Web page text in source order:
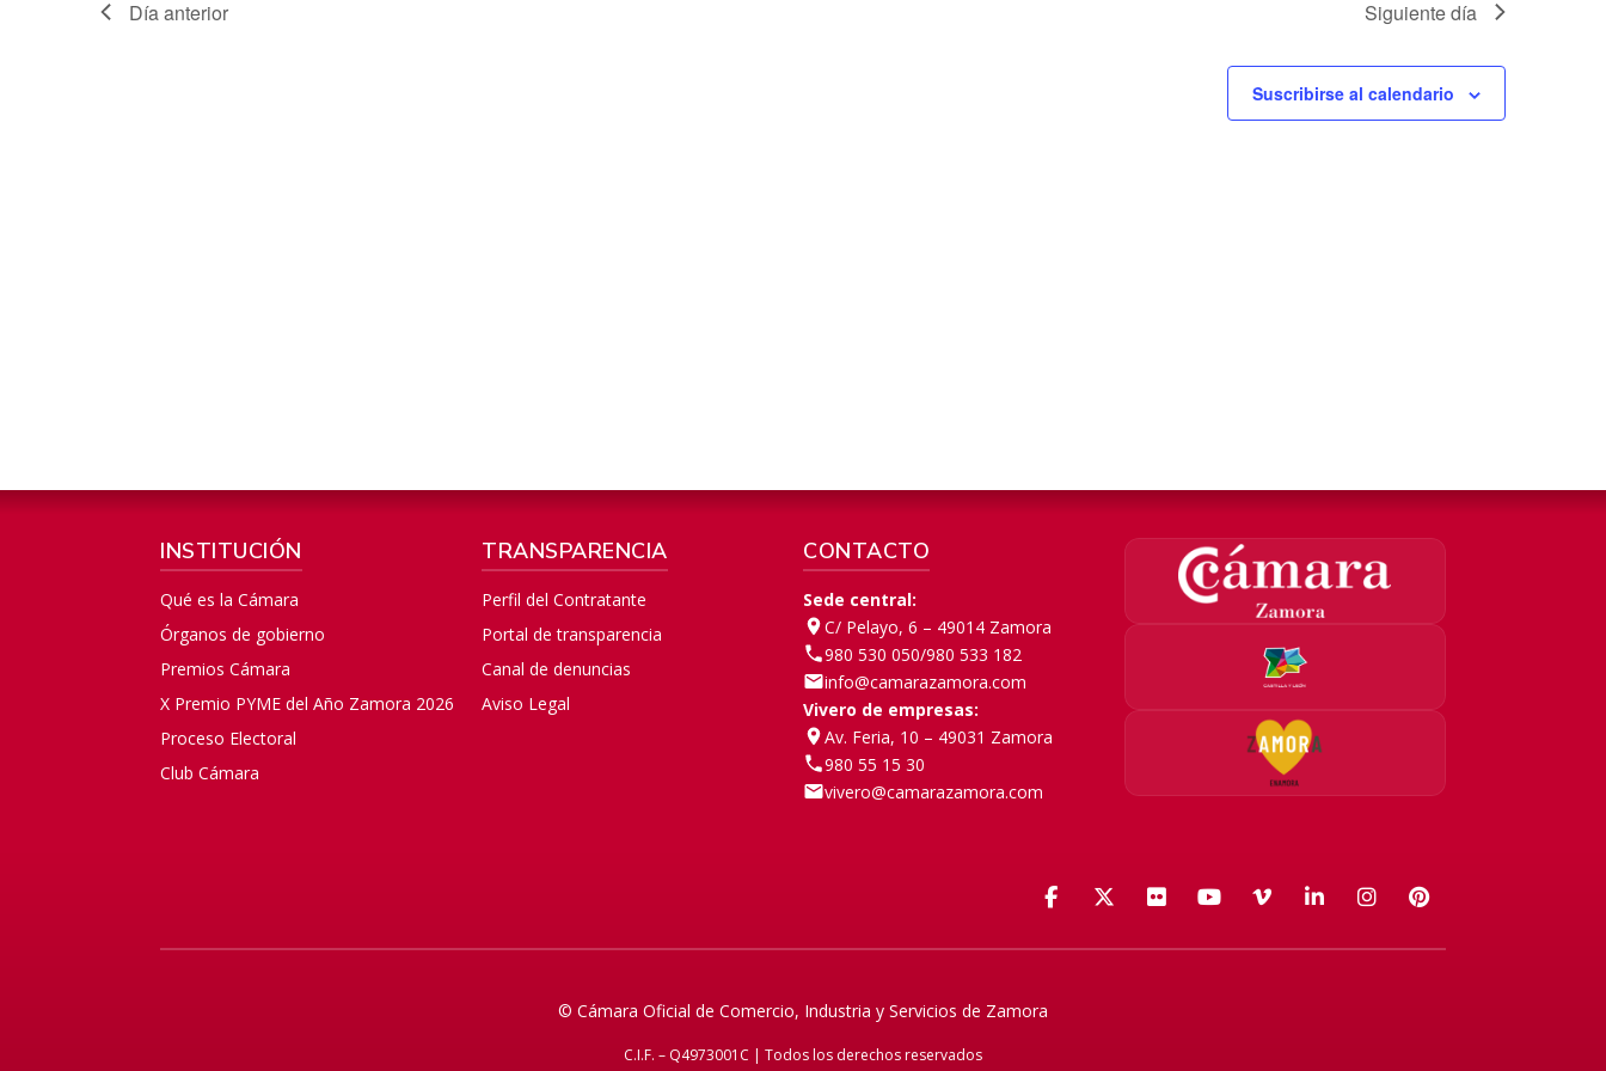
Día anterior Siguiente día
Suscribirse al calendario
INSTITUCIÓN
Qué es la Cámara
Órganos de gobierno
Premios Cámara
X Premio PYME del Año Zamora 2026
Proceso Electoral
Club Cámara
TRANSPARENCIA
Perfil del Contratante
Portal de transparencia
Canal de denuncias
Aviso Legal
CONTACTO
Sede central:
C/ Pelayo, 6 – 49014 Zamora
980 530 050/980 533 182
info@camarazamora.com
Vivero de empresas:
Av. Feria, 10 – 49031 Zamora
980 55 15 30
vivero@camarazamora.com
Facebook
X (Twitter)
FlickrYouTube
VimeoLinkedIn
Instagram
Pinterest
© Cámara Oficial de Comercio, Industria y Servicios de Zamora
C.I.F. – Q4973001C | Todos los derechos reservados